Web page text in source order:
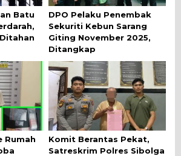
Batu
DPO Pelaku Penembak
Sekuriti Kebun Sarang
Giting November 2025,
Ditangkap
Rumah
Komit Berantas Pekat,
Satreskrim Polres Sibolga